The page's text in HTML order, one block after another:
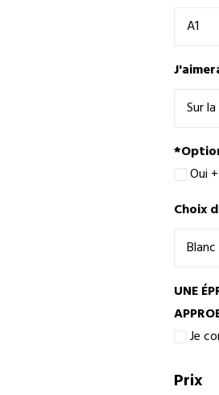
Oui
Choix
UNE
Je
Prix